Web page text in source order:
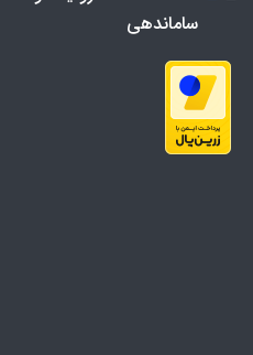
ساماندهی